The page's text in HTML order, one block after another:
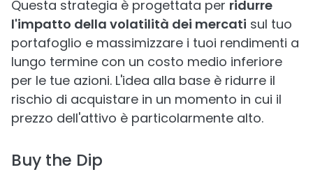
Questa strategia è progettata per ridurre
l'impatto della volatilità dei mercati sul tuo
portafoglio e massimizzare i tuoi rendimenti a
lungo termine con un costo medio inferiore
per le tue azioni. L'idea alla base è ridurre il
rischio di acquistare in un momento in cui il
prezzo dell'attivo è particolarmente alto.
Buy the Dip